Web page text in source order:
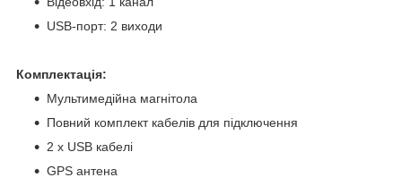
USB-порт: 2 виходи
Комплектація:
Мультимедійна магнітола
Повний комплект кабелів для підключення
2 x USB кабелі
GPS антена